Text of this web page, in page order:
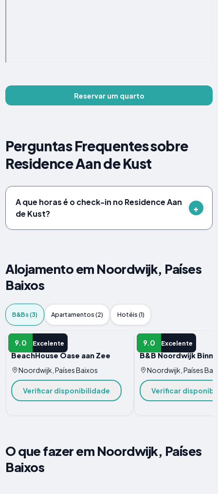
Reservar um quarto
Perguntas Frequentes sobre
Residence Aan de Kust
A que horas é o check-in no Residence Aan
de Kust?
Alojamento em Noordwijk, Países
Baixos
B&Bs (3) Apartamentos (2) Hotéis (1)
9.0 Excelente
B&B
BeachHouse Oase aan Zee
Noordwijk, Países Baixos
Verificar disponibilidade
9.0 Excelente
B&B
B&B Noordwijk
Noordwijk, Países
Verificar
O que fazer em Noordwijk, Países
Baixos